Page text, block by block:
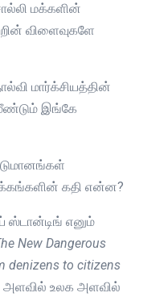
மக்களின்
விளைவுகளே
மார்க்சியத்தின்
இங்கே
கதி என்ன?
ஸ்டான்டிங் எனும்
New Dangerous
denizens to citizens
அளவில் உலக அளவில்